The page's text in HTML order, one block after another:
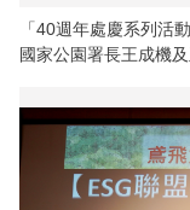
「40週年處慶系列活
國家公園署長王成機